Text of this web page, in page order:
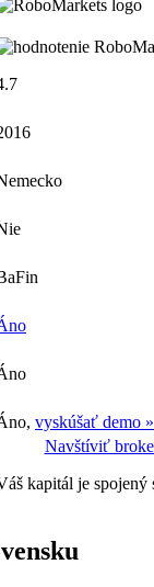
vyskúšať demo »
Navštíviť
kapitál je spojený